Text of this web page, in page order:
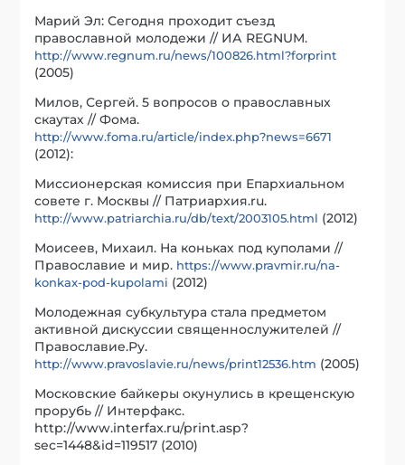
Марий Эл: Сегодня проходит съезд
православной молодежи // ИА REGNUM.
http://www.regnum.ru/news/100826.html?forprint
(2005)
Милов, Сергей. 5 вопросов о православных
скаутах // Фома.
http://www.foma.ru/article/index.php?news=6671
(2012):
Миссионерская комиссия при Епархиальном
совете г. Москвы // Патриархия.ru.
http://www.patriarchia.ru/db/text/2003105.html (2012)
Моисеев, Михаил. На коньках под куполами //
Православие и мир. https://www.pravmir.ru/na-
konkax-pod-kupolami (2012)
Молодежная субкультура стала предметом
активной дискуссии священнослужителей //
Православие.Ру.
http://www.pravoslavie.ru/news/print12536.htm (2005)
Московские байкеры окунулись в крещенскую
прорубь // Интерфакс.
http://www.interfax.ru/print.asp?
sec=1448&id=119517 (2010)